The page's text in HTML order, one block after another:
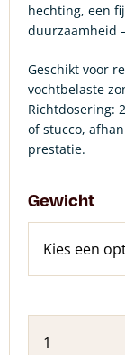
hechting, een
duurzaamheid
Geschikt voor
vochtbelaste
Richtdosering:
of stucco,
prestatie.
Gewicht